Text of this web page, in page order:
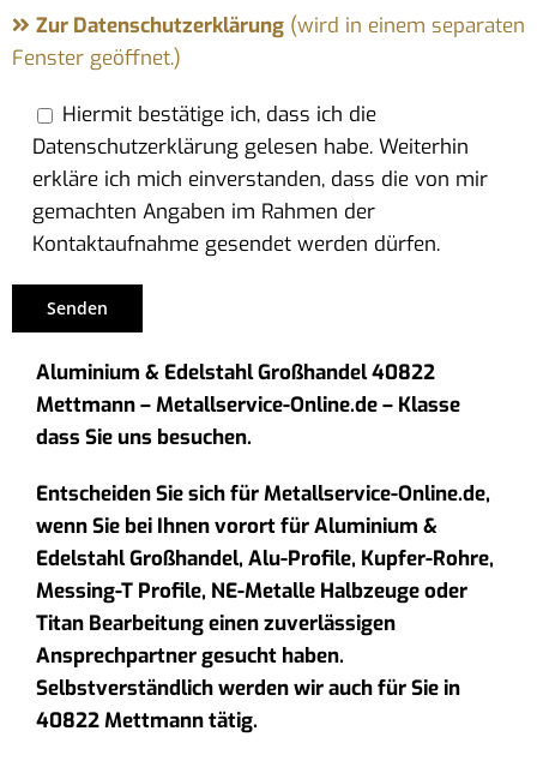
Zur Datenschutzerklärung(wird in einem separaten
Fenster geöffnet.)
Hiermit bestätige ich, dass ich die
Datenschutzerklärung gelesen habe. Weiterhin
erkläre ich mich einverstanden, dass die von mir
gemachten Angaben im Rahmen der
Kontaktaufnahme gesendet werden dürfen.
Aluminium & Edelstahl Großhandel 40822
Mettmann – Metallservice-Online.de – Klasse
dass Sie uns besuchen.
Entscheiden Sie sich für Metallservice-Online.de,
wenn Sie bei Ihnen vorort für Aluminium &
Edelstahl Großhandel, Alu-Profile, Kupfer-Rohre,
Messing-T Profile, NE-Metalle Halbzeuge oder
Titan Bearbeitung einen zuverlässigen
Ansprechpartner gesucht haben.
Selbstverständlich werden wir auch für Sie in
40822 Mettmann tätig.